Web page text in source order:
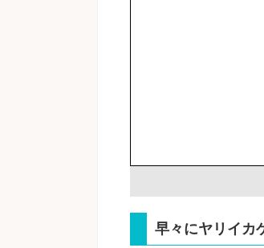
早々にヤリイカ